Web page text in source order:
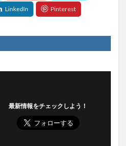
最新情報をチェックしよう！